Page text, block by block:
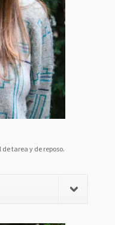
tarea y de reposo.